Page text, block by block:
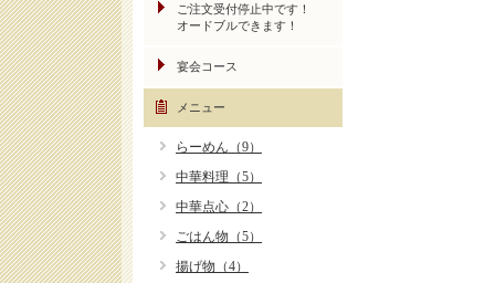
ご注文受付停止中です！
オードブルできます！
宴会コース
メニュー
らーめん（9）
中華料理（5）
中華点心（2）
ごはん物（5）
揚げ物（4）